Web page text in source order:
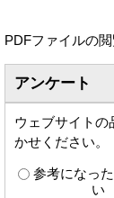
PDFファイルの閲
アンケート
ウェブサイトの
かせください。
参考になった
い